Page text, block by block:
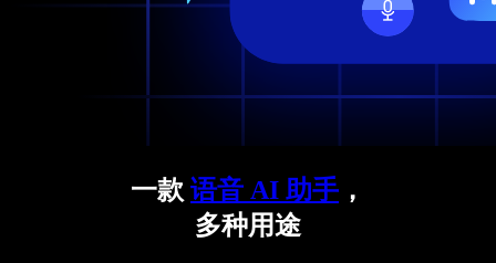
一款 语音 AI 助手 ，
多种用途